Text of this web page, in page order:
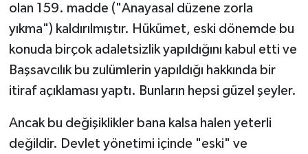
olan 159. madde ("Anayasal düzene zorla
yıkma") kaldırılmıştır. Hükümet, eski dönemde bu
konuda birçok adaletsizlik yapıldığını kabul etti ve
Başsavcılık bu zulümlerin yapıldığı hakkında bir
itiraf açıklaması yaptı. Bunların hepsi güzel şeyler.
Ancak bu değişiklikler bana kalsa halen yeterli
değildir. Devlet yönetimi içinde "eski" ve